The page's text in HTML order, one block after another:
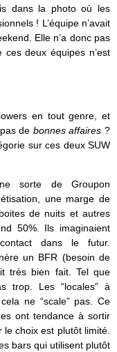
dans la photo où les
! L’équipe n’avait
Elle n’a donc pas
deux équipes n’est
en tout genre, et
de bonnes affaires ?
sur ces deux SUW
sorte de Groupon
une marge de
de nuits et autres
50%. Ils imaginaient
dans le futur.
un BFR (besoin de
très bien fait. Tel que
trop. Les “locales” à
ne “scale” pas. Ce
ont tendance à sortir
choix est plutôt limité.
bars qui utilisent plutôt